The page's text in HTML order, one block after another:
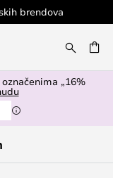
Sigurno plaćanje
„16%